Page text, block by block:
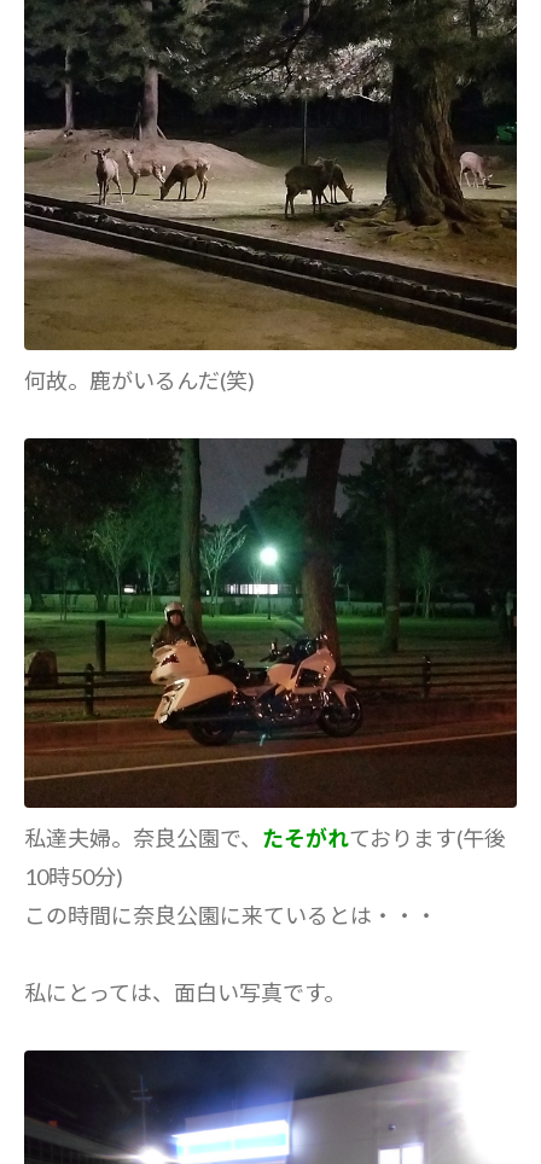
何故。鹿がいるんだ(笑)
私達夫婦。奈良公園で、 たそがれております(午後
10時50分)
この時間に奈良公園に来ているとは・・・
私にとっては、面白い写真です。